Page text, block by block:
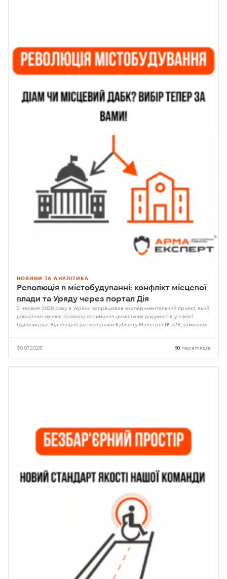
НОВИНИ ТА АНАЛІТИКА
Революція в містобудуванні: конфлікт місцевої
влади та Уряду через портал Дія
2 червня 2026 року в Україні запрацював експериментальний проєкт, який
докорінно змінює правила отримання дозвільних документів у сфері
будівництва. Відповідно до постанови Кабінету Міністрів № 528, замовники
30.07.2026 10 переглядів